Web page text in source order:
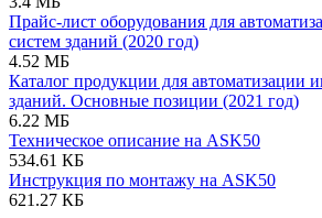
Прайс-лист оборудования для
систем зданий (2020 год)
4.52 МБ
Каталог продукции для автоматизации
зданий. Основные позиции (2021 год)
6.22 МБ
Техническое описание на ASK50
534.61 КБ
Инструкция по монтажу на ASK50
621.27 КБ